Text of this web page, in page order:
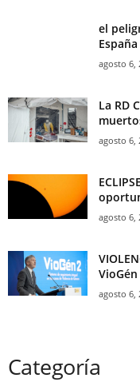
el
agosto 6,
La RD
agosto 6,
agosto 6,
agosto 6,
Categoría